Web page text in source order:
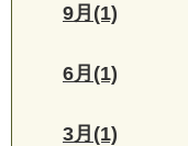
9月(1)
6月(1)
3月(1)